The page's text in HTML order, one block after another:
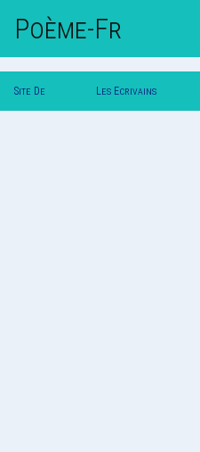
Poème-Fr
Site De Les Ecrivains